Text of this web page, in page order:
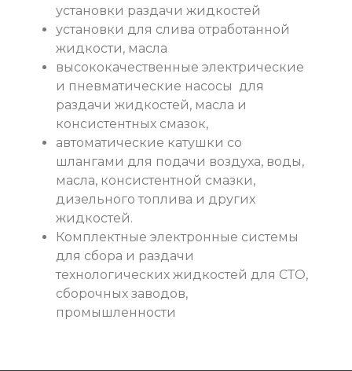
установки раздачи жидкостей
установки для слива отработанной
жидкости, масла
высококачественные электрические
и пневматические насосы для
раздачи жидкостей, масла и
консистентных смазок,
автоматические катушки со
шлангами для подачи воздуха, воды,
масла, консистентной смазки,
дизельного топлива и других
жидкостей.
Комплектные электронные системы
для сбора и раздачи
технологических жидкостей для СТО,
сборочных заводов,
промышленности